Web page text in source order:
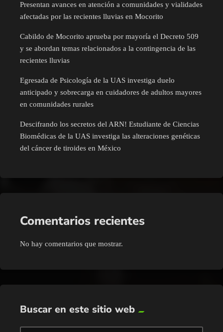
Presentan avances en atención a comunidades y vialidades
afectadas por las recientes lluvias en Mocorito
Cabildo de Mocorito aprueba por mayoría el Decreto 509
y se abordan temas relacionados a la contingencia de las
recientes lluvias
Egresada de Psicología de la UAS investiga duelo
anticipado y sobrecarga en cuidadores de adultos mayores
en comunidades rurales
Descifrando los secretos del ARN! Estudiante de Ciencias
Biomédicas de la UAS investiga las alteraciones genéticas
del cáncer de tiroides en México
Comentarios recientes
No hay comentarios que mostrar.
Buscar en este sitio web